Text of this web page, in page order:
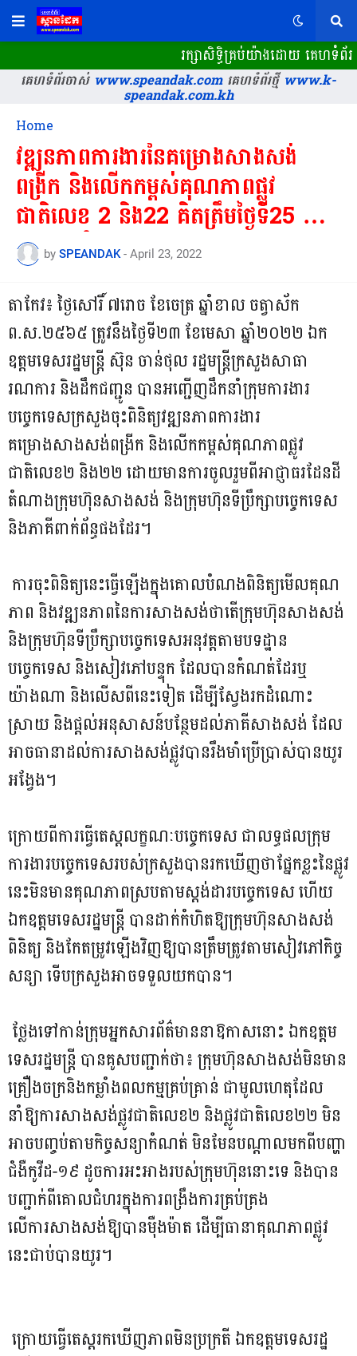
រក្សាសិទ្ធិគ្រប់យ៉ាងដោយ គេហទំព័រ
គេហទំព័រចាស់www.speandak.comគេហទំព័រថ្មីwww.k-
speandak.com.kh
Home
វឌ្ឍនភាពការងារនៃគម្រោងសាងសង់
ពង្រីក និងលើកកម្ពស់គុណភាពផ្លូវ
ជាតិលេខ 2 និង22 គិតត្រឹមថ្ងៃទី25 ខែ
មេសា ឆ្នាំ2022 សម្រេចលទ្ធផលការងារ
បាន76,20%
by SPEANDAK - April 23, 2022
តាកែវ៖ ថ្ងៃសៅរិ៍ ៧រោច ខែចេត្រ ឆ្នាំខាល ចត្វាស័ក
ព.ស.២៥៦៥ ត្រូវនឹងថ្ងៃទី២៣ ខែមេសា ឆ្នាំ២០២២ ឯក
ឧត្តមទេសរដ្ឋមន្ត្រី ស៊ុន ចាន់ថុល រដ្ឋមន្ត្រីក្រសួងសាធា
រណការ និងដឹកជញ្ជូន បានអញ្ជើញដឹកនាំក្រុមការងារ
បច្ចេកទេសក្រសួងចុះពិនិត្យវឌ្ឍនភាពការងារ
គម្រោងសាងសង់ពង្រីក និងលើកកម្ពស់គុណភាពផ្លូវ
ជាតិលេខ២ និង២២ ដោយមានការចូលរួមពីអាជ្ញាធរដែនដី
តំណាងក្រុមហ៊ុនសាងសង់ និងក្រុមហ៊ុនទីប្រឹក្សាបច្ចេកទេស
និងភាគីពាក់ព័ន្ធផងដែរ។
ការចុះពិនិត្យនេះធ្វើឡើងក្នុងគោលបំណងពិនិត្យមើលគុណ
ភាព និងវឌ្ឍនភាពនៃការសាងសង់ថាតើក្រុមហ៊ុនសាងសង់
និងក្រុមហ៊ុនទីប្រឹក្សាបច្ចេកទេសអនុវត្តតាមបទដ្ឋាន
បច្ចេកទេស និងសៀវភៅបន្ទុក ដែលបានកំណត់ដែរឬ
យ៉ាងណា និងលើសពីនេះទៀត ដើម្បីស្វែងរកដំណោះ
ស្រាយ និងផ្ដល់អនុសាសន៍បន្ថែមដល់ភាគីសាងសង់ ដែល
អាចធានាដល់ការសាងសង់ផ្លូវបានរឹងមាំប្រើប្រាស់បានយូរ
អង្វែង។
ក្រោយពីការធ្វើតេស្តលក្ខណៈបច្ចេកទេស ជាលទ្ធផលក្រុម
ការងារបច្ចេកទេសរបស់ក្រសួងបានរកឃើញថាផ្នែកខ្លះនៃផ្លូវ
នេះមិនមានគុណភាពស្របតាមស្តង់ដារបច្ចេកទេស ហើយ
ឯកឧត្តមទេសរដ្ឋមន្ត្រី បានដាក់កំហិតឱ្យក្រុមហ៊ុនសាងសង់
ពិនិត្យ និងកែតម្រូវឡើងវិញឱ្យបានត្រឹមត្រូវតាមសៀវភៅកិច្ច
សន្យា ទើបក្រសួងអាចទទួលយកបាន។
ថ្លែងទៅកាន់ក្រុមអ្នកសារព័ត៌មាននាឱកាសនោះ ឯកឧត្ដម
ទេសរដ្ឋមន្ត្រី បានគូសបញ្ជាក់ថា៖ ក្រុមហ៊ុនសាងសង់មិនមាន
គ្រឿងចក្រនិងកម្លាំងពលកម្មគ្រប់គ្រាន់ ជាមូលហេតុដែល
នាំឱ្យការសាងសង់ផ្លូវជាតិលេខ២ និងផ្លូវជាតិលេខ២២ មិន
អាចបញ្ចប់តាមកិច្ចសន្យាកំណត់ មិនមែនបណ្តាលមកពីបញ្ហា
ជំងឺកូវីដ-១៩ ដូចការអះអាងរបស់ក្រុមហ៊ុននោះទេ និងបាន
បញ្ជាក់ពីគោលជំហរក្នុងការពង្រឹងការគ្រប់គ្រង
លើការសាងសង់ឱ្យបានម៉ឺងម៉ាត ដើម្បីធានាគុណភាពផ្លូវ
នេះជាប់បានយូរ។
ក្រោយធ្វើតេស្តរកឃើញភាពមិនប្រក្រតី ឯកឧត្តមទេសរដ្ឋ